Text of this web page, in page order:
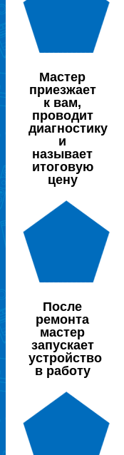
Мастер
приезжает
к вам,
проводит
диагностику
и
называет
итоговую
цену
После
ремонта
мастер
запускает
устройство
в работу